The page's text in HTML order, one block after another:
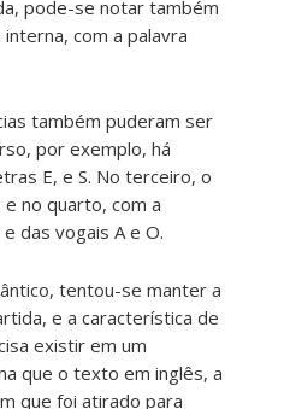
pode-se notar também
com a palavra
também puderam ser
por exemplo, há
E, e S. No terceiro, o
e no quarto, com a
das vogais A e O.
tentou-se manter a
e a característica de
existir em um
que o texto em inglês, a
que foi atirado para